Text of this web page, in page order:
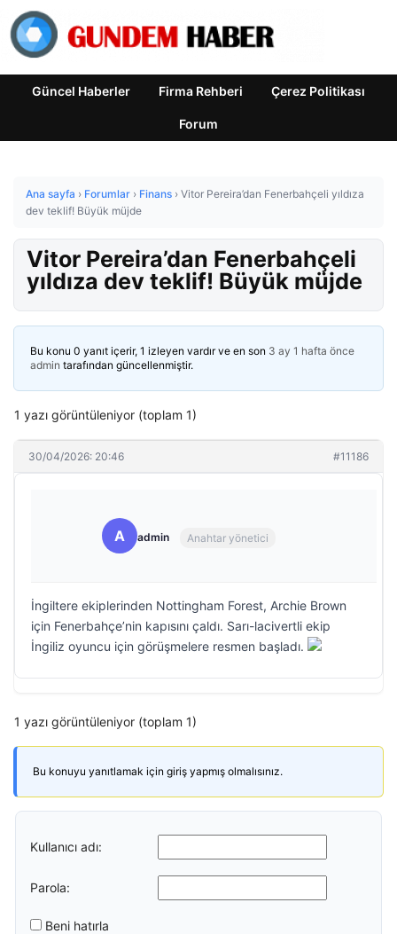
Güncel Haberler Firma Rehberi Çerez Politikası
Forum
Ana sayfa › Forumlar › Finans › Vitor Pereira’dan Fenerbahçeli yıldıza
dev teklif! Büyük müjde
Vitor Pereira’dan Fenerbahçeli
yıldıza dev teklif! Büyük müjde
Bu konu 0 yanıt içerir, 1 izleyen vardır ve en son 3 ay 1 hafta önce
admin tarafından güncellenmiştir.
1 yazı görüntüleniyor (toplam 1)
30/04/2026: 20:46 #11186
A admin Anahtar yönetici
İngiltere ekiplerinden Nottingham Forest, Archie Brown
için Fenerbahçe’nin kapısını çaldı. Sarı-lacivertli ekip
İngiliz oyuncu için görüşmelere resmen başladı.
1 yazı görüntüleniyor (toplam 1)
Bu konuyu yanıtlamak için giriş yapmış olmalısınız.
Kullanıcı adı:
Parola:
Beni hatırla